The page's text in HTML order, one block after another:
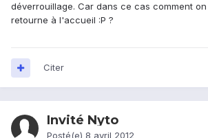
déverrouillage. Car dans ce cas comment
retourne à l'accueil :P ?
Citer
Invité Nyto
Posté(e) 8 avril 2012